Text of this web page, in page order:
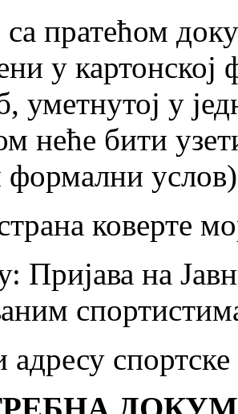
пратећом
у картонској
уметнутој у
неће бити
коверте
Пријава на
спортске